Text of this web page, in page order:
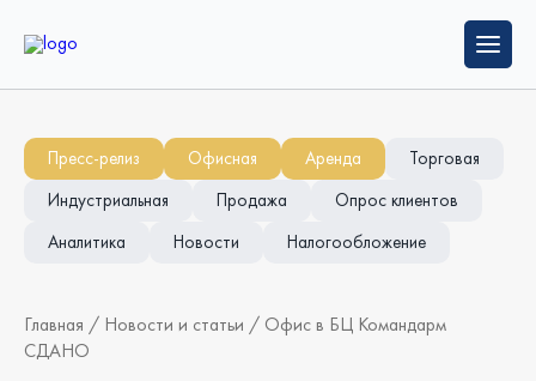
Пресс-релиз Офисная Аренда
Торговая
Индустриальная
Продажа
Опрос клиентов
Аналитика
Новости Налогообложение
Главная / Новости и статьи / Офис в БЦ Командарм
СДАНО